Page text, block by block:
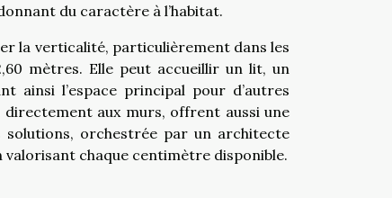
du caractère à l’habitat.
la verticalité, particulièrement dans les
mètres. Elle peut accueillir un lit, un
ainsi l’espace principal pour d’autres
directement aux murs, offrent aussi une
solutions, orchestrée par un architecte
valorisant chaque centimètre disponible.